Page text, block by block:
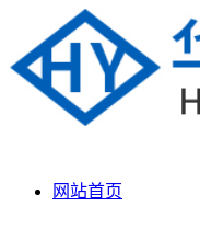
网站首页